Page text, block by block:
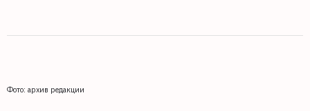
Фото: архив редакции